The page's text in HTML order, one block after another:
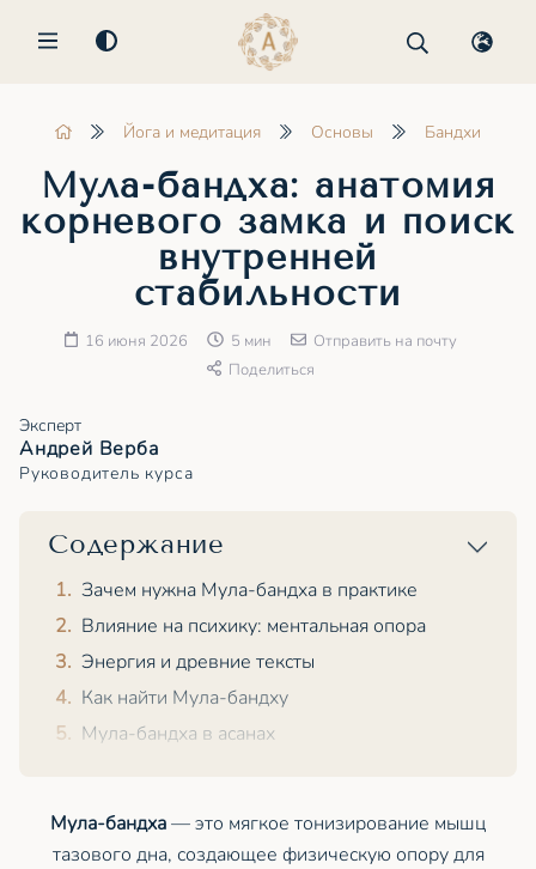
MENU
Йога и медитация Основы Бандхи
Мула-бандха: анатомия
корневого замка и поиск
внутренней
стабильности
16 июня 2026 5 мин
Отправить на почту
Поделиться
Эксперт
Андрей Верба
Руководитель курса
Содержание
Зачем нужна Мула-бандха в практике
Влияние на психику: ментальная опора
Энергия и древние тексты
Как найти Мула-бандху
Мула-бандха в асанах
Мула-бандха— это мягкое тонизирование мышц
тазового дна, создающее физическую опору для